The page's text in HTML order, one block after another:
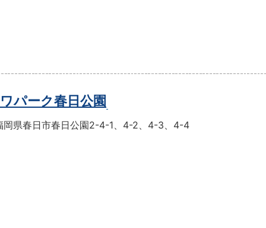
パーク春日公園
岡県春日市春日公園2-4-1、4-2、4-3、4-4